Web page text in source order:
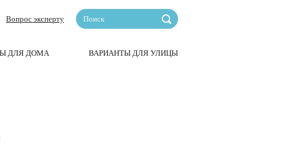
Вопрос эксперту
ДЛЯ ДОМА ВАРИАНТЫ ДЛЯ УЛИЦЫ